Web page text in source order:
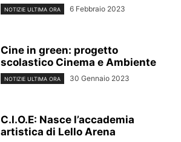
NOTIZIE ULTIMA ORA 6 Febbraio 2023
Cine in green: progetto
scolastico Cinema e Ambiente
NOTIZIE ULTIMA ORA 30 Gennaio 2023
C.I.O.E: Nasce l’accademia
artistica di Lello Arena